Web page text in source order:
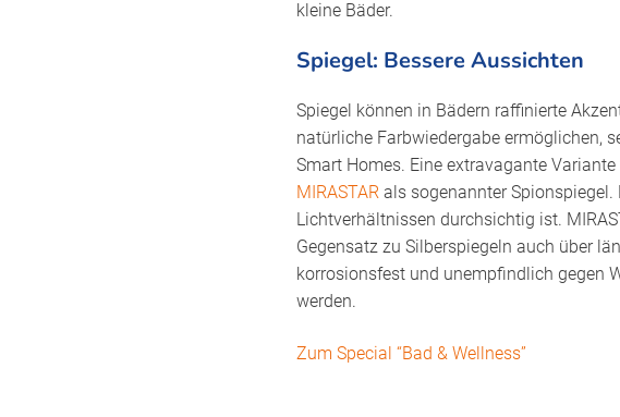
kleine Bäder.
Spiegel: Bessere Aussichten
Spiegel können in Bädern raffinierte
natürliche Farbwiedergabe ermöglichen,
Smart Homes. Eine extravagante
MIRASTAR als sogenannter Spionspiegel.
Lichtverhältnissen durchsichtig ist.
Gegensatz zu Silberspiegeln auch über
korrosionsfest und unempfindlich gegen
werden.
Zum Special “Bad & Wellness”